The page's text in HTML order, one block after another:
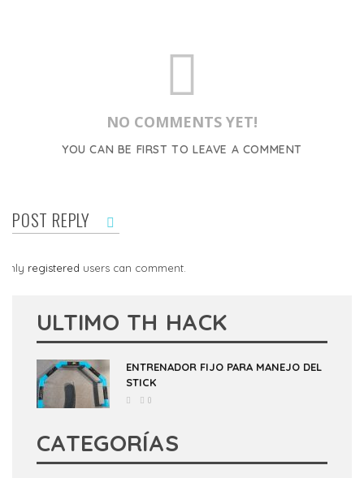
NO COMMENTS YET!
YOU CAN BE FIRST TO LEAVE A COMMENT
POST REPLY
Only registered users can comment.
ULTIMO TH HACK
ENTRENADOR FIJO PARA MANEJO DEL
STICK
0
CATEGORÍAS